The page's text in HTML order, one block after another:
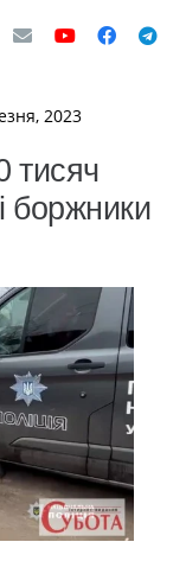
2023
тисяч
боржники